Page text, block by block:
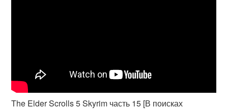
The Elder Scrolls 5 Skyrim часть 15 [В поисках